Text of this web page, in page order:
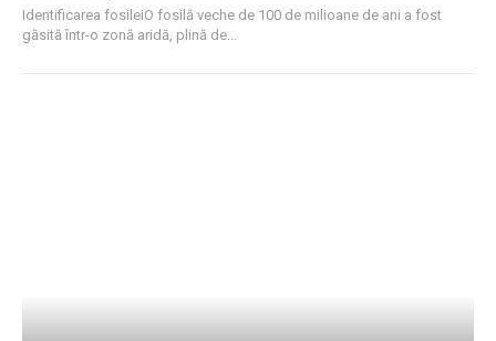
Identificarea fosileiO fosilă veche de 100 de milioane de ani a fost
găsită într-o zonă aridă, plină de...